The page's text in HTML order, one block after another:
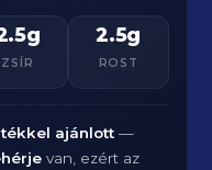
ZSÍR
2.5g
ROST
ajánlott —
van, ezért az